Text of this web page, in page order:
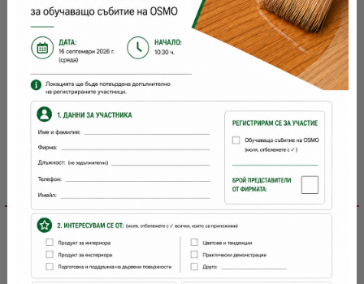
Марка: OSMO
Детайлно описание
Отстъпки за количество
Контакт